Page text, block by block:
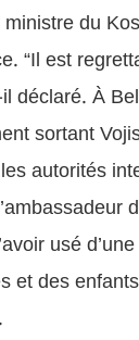
du
“Il est
déclaré. À
sortant
autorités
usé
et des